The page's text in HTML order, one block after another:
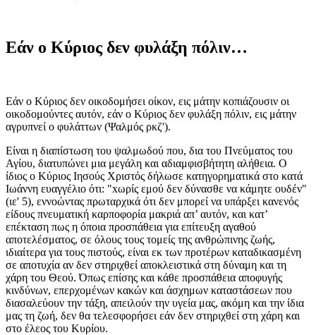
Εάν ο Κύριος δεν φυλάξη πόλιν…
Εάν ο Κύριος δεν οικοδομήσει οίκον, εις μάτην κοπιάζουσιν οι
οικοδομούντες αυτόν, εάν ο Κύριος δεν φυλάξη πόλιν, εις μάτην
αγρυπνεί ο φυλάττων (Ψαλμός ρκζ').
Είναι η διαπίστωση του ψαλμωδού που, δια του Πνεύματος του
Αγίου, διατυπώνει μια μεγάλη και αδιαμφισβήτητη αλήθεια. Ο
ίδιος ο Κύριος Ιησούς Χριστός δήλωσε κατηγορηματικά στο κατά
Ιωάννη ευαγγέλιο ότι: "xωρίς εμού δεν δύνασθε να κάμητε ουδέν"
(ιε' 5), εννοώντας πρωταρχικά ότι δεν μπορεί να υπάρξει κανενός
είδους πνευματική καρποφορία μακριά απ’ αυτόν, και κατ’
επέκταση πως η όποια προσπάθεια για επίτευξη αγαθού
αποτελέσματος, σε όλους τους τομείς της ανθρώπινης ζωής,
ιδιαίτερα για τους πιστούς, είναι εκ των προτέρων καταδικασμένη
σε αποτυχία αν δεν στηριχθεί αποκλειστικά στη δύναμη και τη
χάρη του Θεού. Όπως επίσης και κάθε προσπάθεια αποφυγής
κινδύνων, επερχομένων κακών και άσχημων καταστάσεων που
διασαλεύουν την τάξη, απειλούν την υγεία μας, ακόμη και την ίδια
μας τη ζωή, δεν θα τελεσφορήσει εάν δεν στηριχθεί στη χάρη και
στο έλεος του Κυρίου.